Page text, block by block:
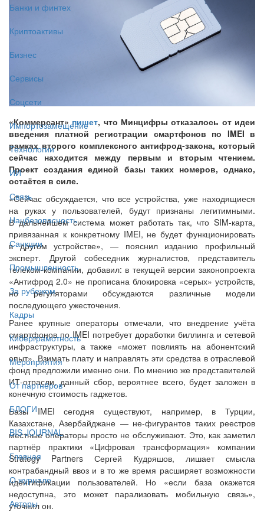
Банки и финтех
Криптоактивы
Бизнес
Сервисы
Соцсети
Импортозамещение
Технологии
ИИ
Связь
Нацбезопасность
Санкции
Промышленность
За рубежом
Кадры
Киберграмотность
Мероприятия
От партнёров
БЛОГИ
BIS JOURNAL
Главная
О журнале
Авторы
«Коммерсант» пишет, что Минцифры отказалось от идеи
введения платной регистрации смартфонов по IMEI в
рамках второго комплексного антифрод-закона, который
сейчас находится между первым и вторым чтением.
Проект создания единой базы таких номеров, однако,
остаётся в силе.
«Сейчас обсуждается, что все устройства, уже находящиеся
на руках у пользователей, будут признаны легитимными.
В дальнейшем система может работать так, что SIM‑карта,
привязанная к конкретному IMEI, не будет функционировать
в другом устройстве», — пояснил изданию профильный
эксперт. Другой собеседник журналистов, представитель
телеком-компании, добавил: в текущей версии законопроекта
«Антифрод 2.0» не прописана блокировка «серых» устройств,
но регуляторами обсуждаются различные модели
последующего ужесточения.
Ранее крупные операторы отмечали, что внедрение учёта
смартфонов по IMEI потребует доработки биллинга и сетевой
инфраструктуры, а также «может повлиять на абонентский
опыт». Взимать плату и направлять эти средства в отраслевой
фонд предложили именно они. По мнению же представителей
ИТ-отрасли, данный сбор, вероятнее всего, будет заложен в
конечную стоимость гаджетов.
Базы IMEI сегодня существуют, например, в Турции,
Казахстане, Азербайджане — не-фигурантов таких реестров
местные операторы просто не обслуживают. Это, как заметил
партнёр практики «Цифровая трансформация» компании
Strategy Partners Сергей Кудряшов, лишает смысла
контрабандный ввоз и в то же время расширяет возможности
идентификации пользователей. Но «если база окажется
недоступна, это может парализовать мобильную связь»,
уточнил он.